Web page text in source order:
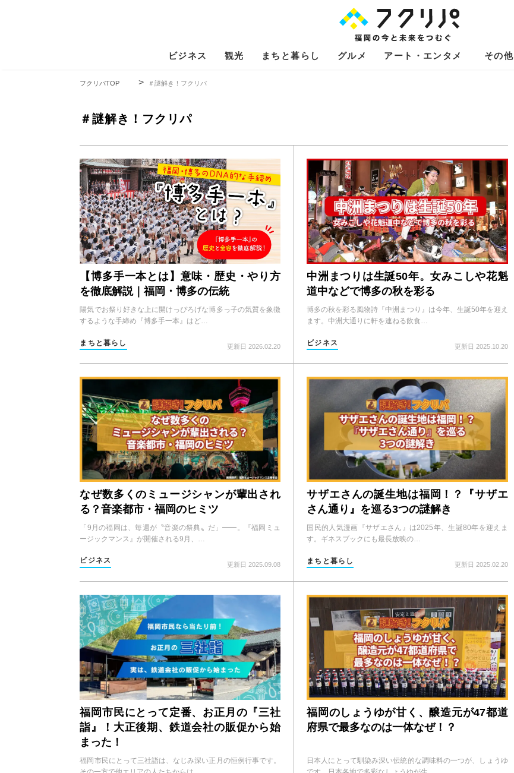
ビジネス 観光 まちと暮らし グルメ アート・エンタメ その他
フクリパTOP ＃謎解き！フクリパ
＃謎解き！フクリパ
【博多手一本とは】意味・歴史・やり方
を徹底解説｜福岡・博多の伝統
陽気でお祭り好きな上に開けっぴろげな博多っ子の気質を象徴
するような手締め『博多手一本』はど…
まちと暮らし 更新日 2026.02.20
中洲まつりは生誕50年。女みこしや花魁
道中などで博多の秋を彩る
博多の秋を彩る風物詩『中洲まつり』は今年、生誕50年を迎え
ます。中洲大通りに軒を連ねる飲食…
ビジネス 更新日 2025.10.20
なぜ数多くのミュージシャンが輩出され
る？音楽都市・福岡のヒミツ
「9月の福岡は、毎週が〝音楽の祭典〟だ」━━。『福岡ミュ
ージックマンス』が開催される9月、…
ビジネス 更新日 2025.09.08
サザエさんの誕生地は福岡！？『サザエ
さん通り』を巡る3つの謎解き
国民的人気漫画『サザエさん』は2025年、生誕80年を迎えま
す。ギネスブックにも最長放映の…
まちと暮らし 更新日 2025.02.20
福岡市民にとって定番、お正月の『三社
詣』！大正後期、鉄道会社の販促から始
まった！
福岡市民にとって三社詣は、なじみ深い正月の恒例行事です。
福岡のしょうゆが甘く、醸造元が47都道
府県で最多なのは一体なぜ！？
日本人にとって馴染み深い伝統的な調味料の一つが、しょうゆ